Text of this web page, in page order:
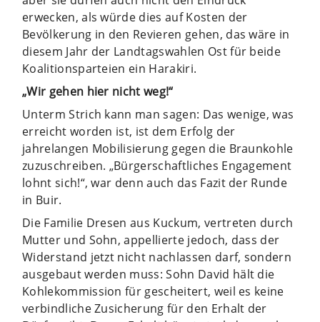
erwecken, als würde dies auf Kosten der
Bevölkerung in den Revieren gehen, das wäre in
diesem Jahr der Landtagswahlen Ost für beide
Koalitionsparteien ein Harakiri.
„Wir gehen hier nicht weg!“
Unterm Strich kann man sagen: Das wenige, was
erreicht worden ist, ist dem Erfolg der
jahrelangen Mobilisierung gegen die Braunkohle
zuzuschreiben. „Bürgerschaftliches Engagement
lohnt sich!“, war denn auch das Fazit der Runde
in Buir.
Die Familie Dresen aus Kuckum, vertreten durch
Mutter und Sohn, appellierte jedoch, dass der
Widerstand jetzt nicht nachlassen darf, sondern
ausgebaut werden muss: Sohn David hält die
Kohlekommission für gescheitert, weil es keine
verbindliche Zusicherung für den Erhalt der